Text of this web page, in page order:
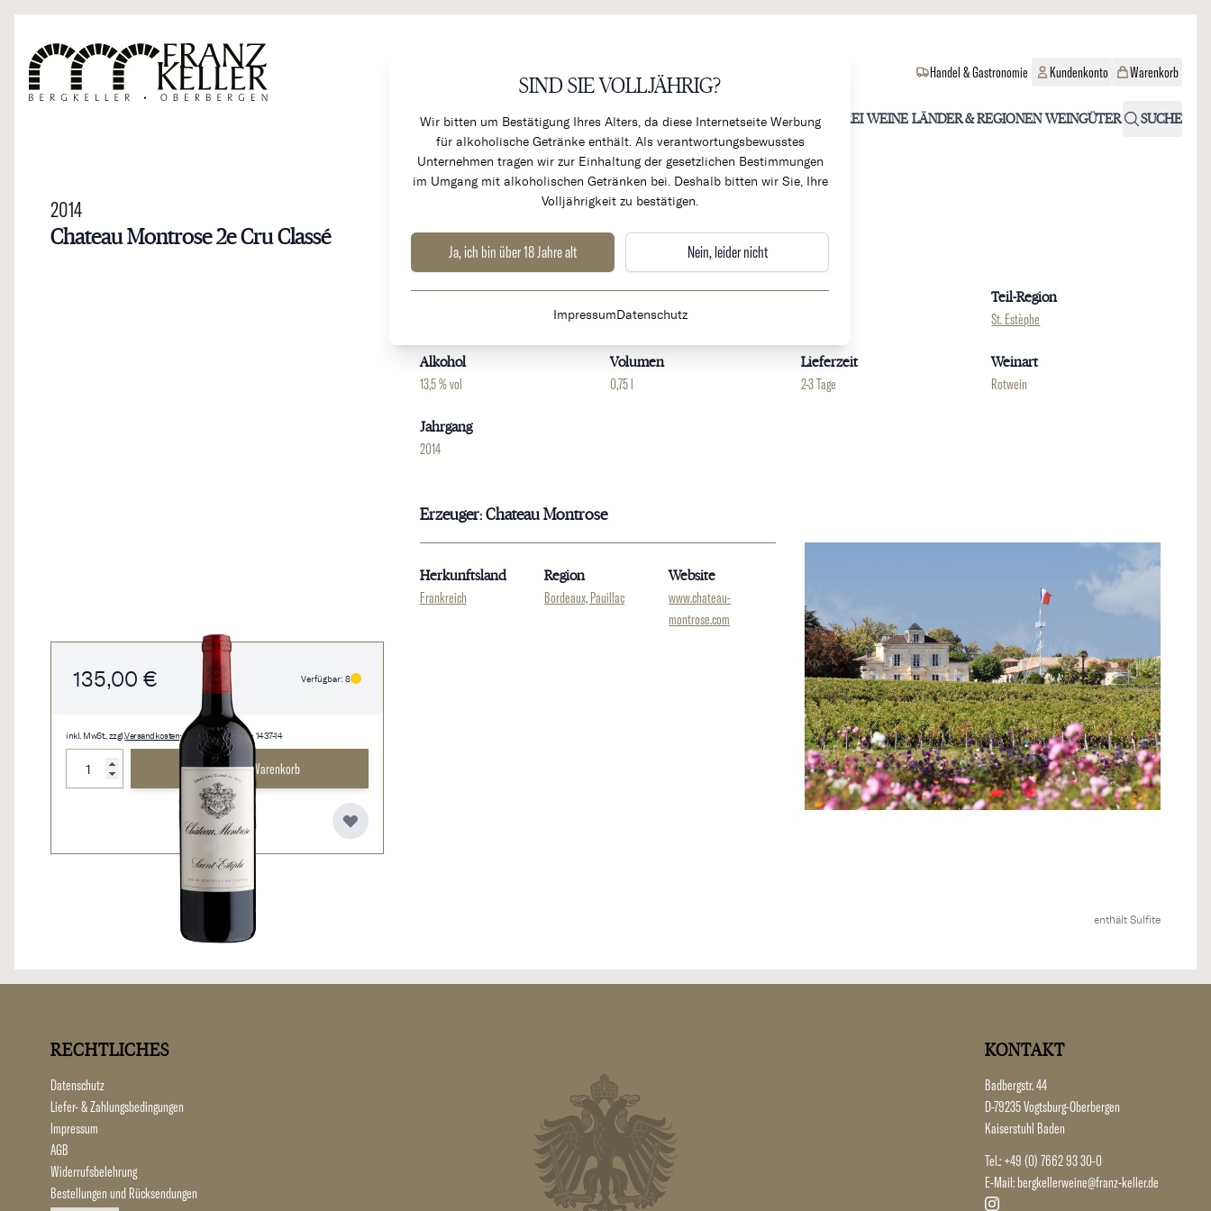
SIND SIE VOLLJÄHRIG?
Wir bitten um Bestätigung Ihres Alters, da diese Internetseite Werbung
für alkoholische Getränke enthält. Als verantwortungsbewusstes
Unternehmen tragen wir zur Einhaltung der gesetzlichen Bestimmungen
im Umgang mit alkoholischen Getränken bei. Deshalb bitten wir Sie, Ihre
Volljährigkeit zu bestätigen.
Ja, ich bin über 18 Jahre alt Nein, leider nicht
ImpressumDatenschutz
KÜCHENPRODUKTE & ALKOHOLFREI WEINE LÄNDER & REGIONEN WEINGÜTER SUCHE
Handel & Gastronomie Kundenkonto Warenkorb
2014
Chateau Montrose 2e Cru Classé
135,00 € Verfügbar: 8
inkl. MwSt., zzgl.Versandkosten• 0,75 l • 180,00 €/l • 1437-14
In den Warenkorb
Frankreich
Teil-Region
St. Estèphe
Alkohol
13,5 % vol
Volumen
0,75 l
Lieferzeit
2-3 Tage
Weinart
Rotwein
Jahrgang
2014
Erzeuger: Chateau Montrose
Herkunftsland
Frankreich
Region
Bordeaux, Pauillac
Website
www.chateau-
montrose.com
enthält Sulfite
RECHTLICHES
Datenschutz
Liefer- & Zahlungsbedingungen
Impressum
AGB
Widerrufsbelehrung
Bestellungen und Rücksendungen
KONTAKT
Badbergstr. 44
D-79235 Vogtsburg-Oberbergen
Kaiserstuhl Baden
Tel.: +49 (0) 7662 93 30-0
E-Mail:bergkellerweine@franz-keller.de